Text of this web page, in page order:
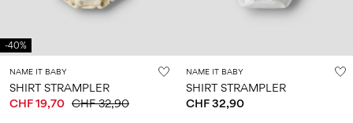
-40%
NAME IT BABY
SHIRT STRAMPLER
CHF 19,70 CHF 32,90
NAME IT BABY
SHIRT STRAMPLER
CHF 32,90